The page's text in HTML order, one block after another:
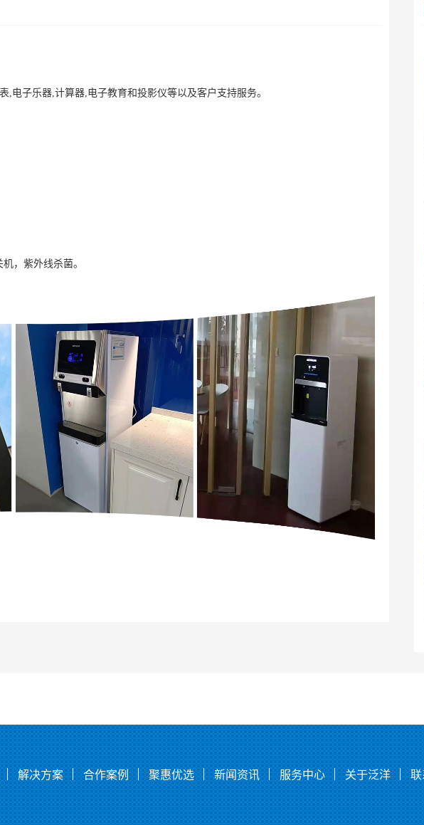
,电子乐器,计算器,电子教育和投影仪等以及客户支持服务。
，紫外线杀菌。
解决方案 合作案例 聚惠优选 新闻资讯 服务中心 关于泛洋 联